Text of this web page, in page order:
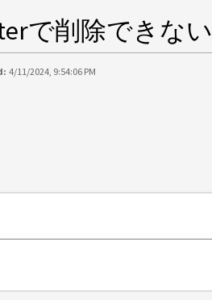
で削除できない
4/11/2024, 9:54:06 PM